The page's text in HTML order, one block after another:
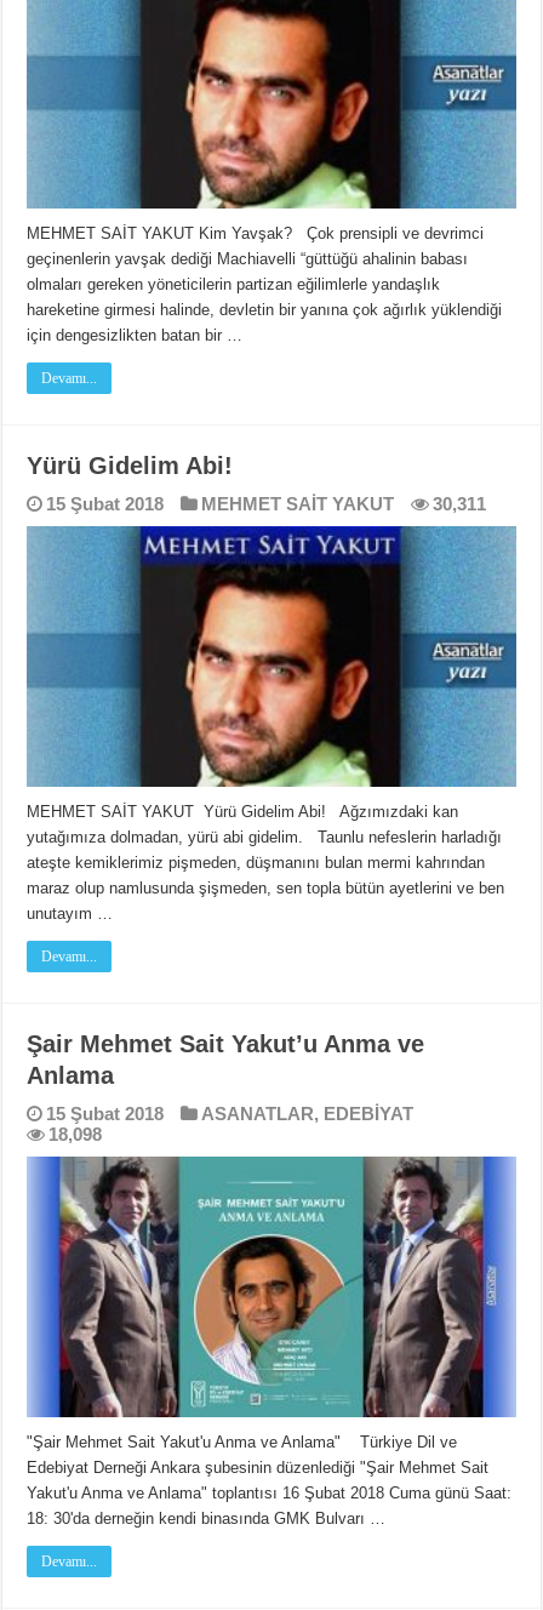
MEHMET SAİT YAKUT Kim Yavşak? Çok prensipli ve devrimci
geçinenlerin yavşak dediği Machiavelli “güttüğü ahalinin babası
olmaları gereken yöneticilerin partizan eğilimlerle yandaşlık
hareketine girmesi halinde, devletin bir yanına çok ağırlık yüklendiği
için dengesizlikten batan bir …
Devamı...
Yürü Gidelim Abi!
15 Şubat 2018 MEHMET SAİT YAKUT 30,311
MEHMET SAİT YAKUT Yürü Gidelim Abi! Ağzımızdaki kan
yutağımıza dolmadan, yürü abi gidelim. Taunlu nefeslerin harladığı
ateşte kemiklerimiz pişmeden, düşmanını bulan mermi kahrından
maraz olup namlusunda şişmeden, sen topla bütün ayetlerini ve ben
unutayım …
Devamı...
Şair Mehmet Sait Yakut’u​ Anma ve
Anlama
15 Şubat 2018 ASANATLAR, EDEBİYAT
18,098
"Şair Mehmet Sait Yakut'u​ Anma ve Anlama" Türkiye Dil ve
Edebiyat Derneği Ankara şubesinin düzenlediği "Şair Mehmet Sait
Yakut'u​ Anma ve Anlama" toplantısı 16 Şubat 2018 Cuma günü Saat:
18: 30'da derneğin kendi binasında GMK Bulvarı …
Devamı...